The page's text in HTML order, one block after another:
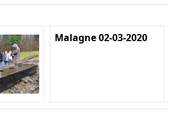
Malagne 02-03-2020